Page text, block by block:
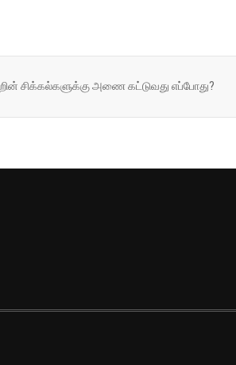
சிக்கல்களுக்கு அணை கட்டுவது எப்போது?